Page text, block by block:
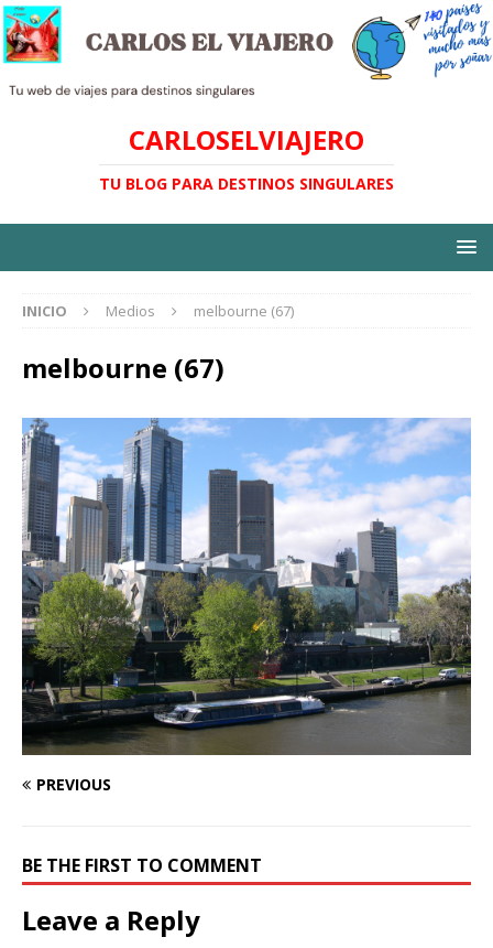
CARLOSELVIAJERO
TU BLOG PARA DESTINOS SINGULARES
INICIO Medios melbourne (67)
melbourne (67)
PREVIOUS
BE THE FIRST TO COMMENT
Leave a Reply